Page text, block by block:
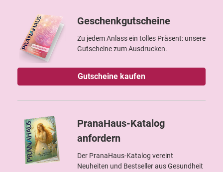
Geschenkgutscheine
Zu jedem Anlass ein tolles Präsent: unsere
Gutscheine zum Ausdrucken.
Gutscheine kaufen
PranaHaus-Katalog
anfordern
Der PranaHaus-Katalog vereint
Neuheiten und Bestseller aus Gesundheit